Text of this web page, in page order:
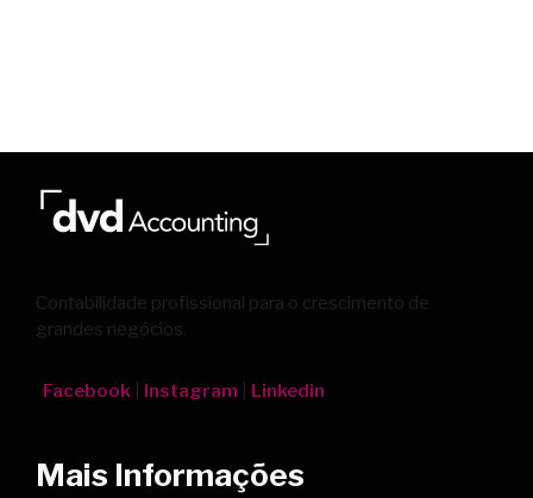
Contabilidade profissional para o crescimento de
grandes negócios.
Facebook Instagram Linkedin
Mais Informações